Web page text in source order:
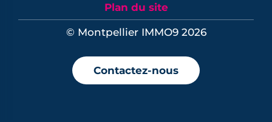
Plan du site
© Montpellier IMMO9 2026
Contactez-nous